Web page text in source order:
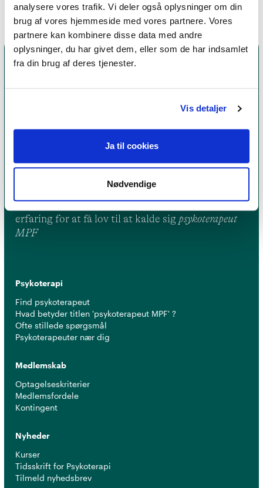
analysere vores trafik. Vi deler også oplysninger om din
brug af vores hjemmeside med vores partnere. Vores
partnere kan kombinere disse data med andre
oplysninger, du har givet dem, eller som de har indsamlet
fra din brug af deres tjenester.
Vis detaljer
Ja til cookies
Nødvendige
er et kvalitetsstempel. Alle vores medlemmer skal
leve op til en række kriterier om uddannelse og
erfaring for at få lov til at kalde sig psykoterapeut
MPF
Psykoterapi
Find psykoterapeut
Hvad betyder titlen 'psykoterapeut MPF' ?
Ofte stillede spørgsmål
Psykoterapeuter nær dig
Medlemskab
Optagelseskriterier
Medlemsfordele
Kontingent
Nyheder
Kurser
Tidsskrift for Psykoterapi
Tilmeld nyhedsbrev